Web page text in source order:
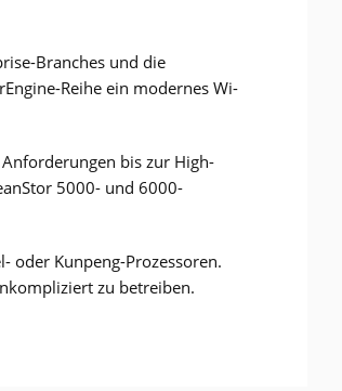
Branches und die
Reihe ein modernes Wi-
bis zur High-
5000- und 6000-
oder Kunpeng-Prozessoren.
zu betreiben.